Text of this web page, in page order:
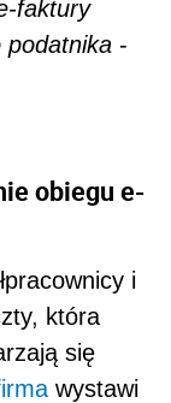
faktury
podatnika -
obiegu e-
i
która
się
wystawi